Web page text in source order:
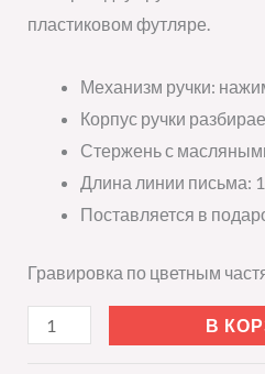
пластиковом футляре.
Механизм ручки:
Корпус ручки
Стержень с
Длина линии письма:
Поставляется в
Гравировка по цветным
красный
В